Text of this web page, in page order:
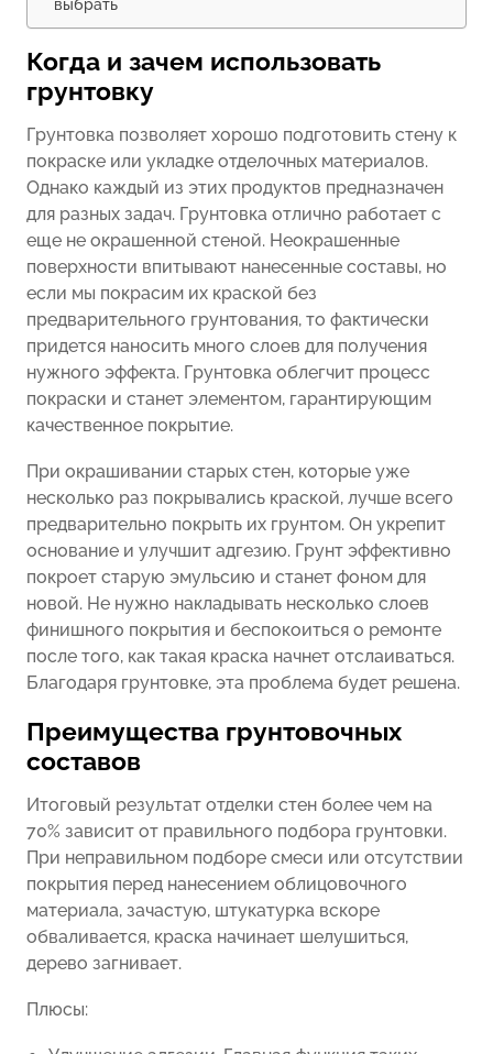
Когда и зачем использовать
грунтовку
Грунтовка позволяет хорошо подготовить стену к
покраске или укладке отделочных материалов.
Однако каждый из этих продуктов предназначен
для разных задач. Грунтовка отлично работает с
еще не окрашенной стеной. Неокрашенные
поверхности впитывают нанесенные составы, но
если мы покрасим их краской без
предварительного грунтования, то фактически
придется наносить много слоев для получения
нужного эффекта. Грунтовка облегчит процесс
покраски и станет элементом, гарантирующим
качественное покрытие.
При окрашивании старых стен, которые уже
несколько раз покрывались краской, лучше всего
предварительно покрыть их грунтом. Он укрепит
основание и улучшит адгезию. Грунт эффективно
покроет старую эмульсию и станет фоном для
новой. Не нужно накладывать несколько слоев
финишного покрытия и беспокоиться о ремонте
после того, как такая краска начнет отслаиваться.
Благодаря грунтовке, эта проблема будет решена.
Преимущества грунтовочных
составов
Итоговый результат отделки стен более чем на
70% зависит от правильного подбора грунтовки.
При неправильном подборе смеси или отсутствии
покрытия перед нанесением облицовочного
материала, зачастую, штукатурка вскоре
обваливается, краска начинает шелушиться,
дерево загнивает.
Плюсы: